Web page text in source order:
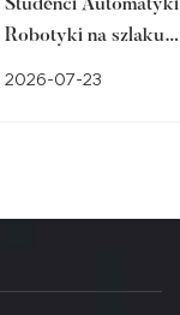
Studenci
Robotyki na szlaku
2026-07-23